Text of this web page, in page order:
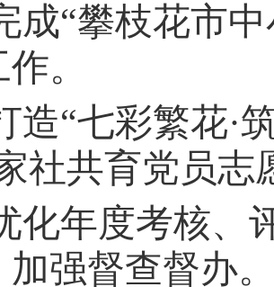
成“攀枝花市
。
造“七彩繁花·
社共育党员志
化年度考核、
加强督查督办